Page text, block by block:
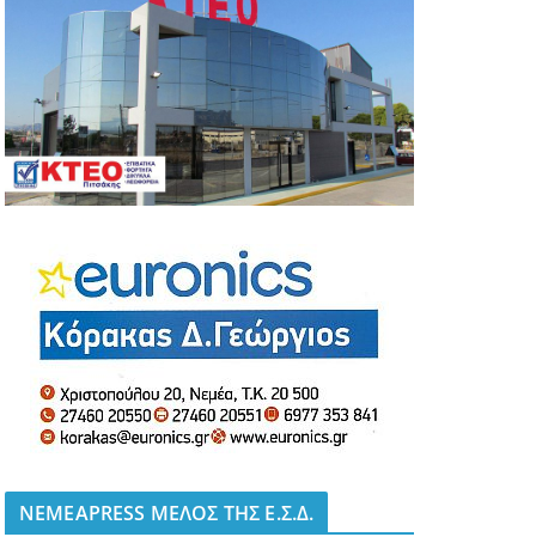
NEMEAPRESS ΜΕΛΟΣ ΤΗΣ Ε.Σ.Δ.